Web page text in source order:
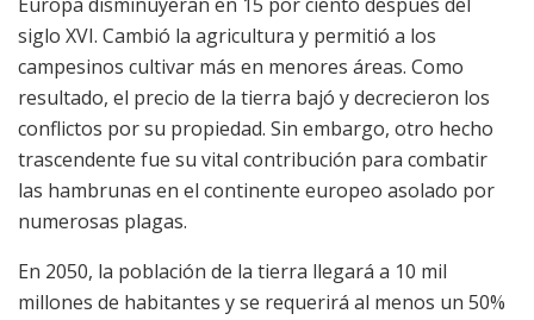
siglo XVI. Cambió la agricultura y permitió a los
campesinos cultivar más en menores áreas. Como
resultado, el precio de la tierra bajó y decrecieron los
conflictos por su propiedad. Sin embargo, otro hecho
trascendente fue su vital contribución para combatir
las hambrunas en el continente europeo asolado por
numerosas plagas.
En 2050, la población de la tierra llegará a 10 mil
millones de habitantes y se requerirá al menos un 50%